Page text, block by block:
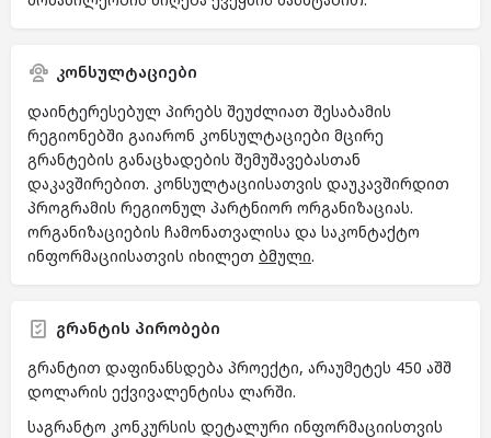
კონსულტაციები
დაინტერესებულ პირებს შეუძლიათ შესაბამის
რეგიონებში გაიარონ კონსულტაციები მცირე
გრანტების განაცხადების შემუშავებასთან
დაკავშირებით. კონსულტაციისათვის დაუკავშირდით
პროგრამის რეგიონულ პარტნიორ ორგანიზაციას.
ორგანიზაციების ჩამონათვალისა და საკონტაქტო
ინფორმაციისათვის იხილეთ ბმული.
გრანტის პირობები
გრანტით დაფინანსდება პროექტი, არაუმეტეს 450 აშშ
დოლარის ექვივალენტისა ლარში.
საგრანტო კონკურსის დეტალური ინფორმაციისთვის